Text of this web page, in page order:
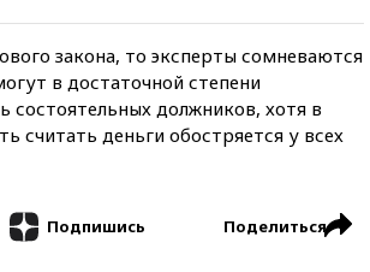
закона, то эксперты сомневаются
в достаточной степени
состоятельных должников, хотя в
считать деньги обостряется у всех
Подпишись Поделиться